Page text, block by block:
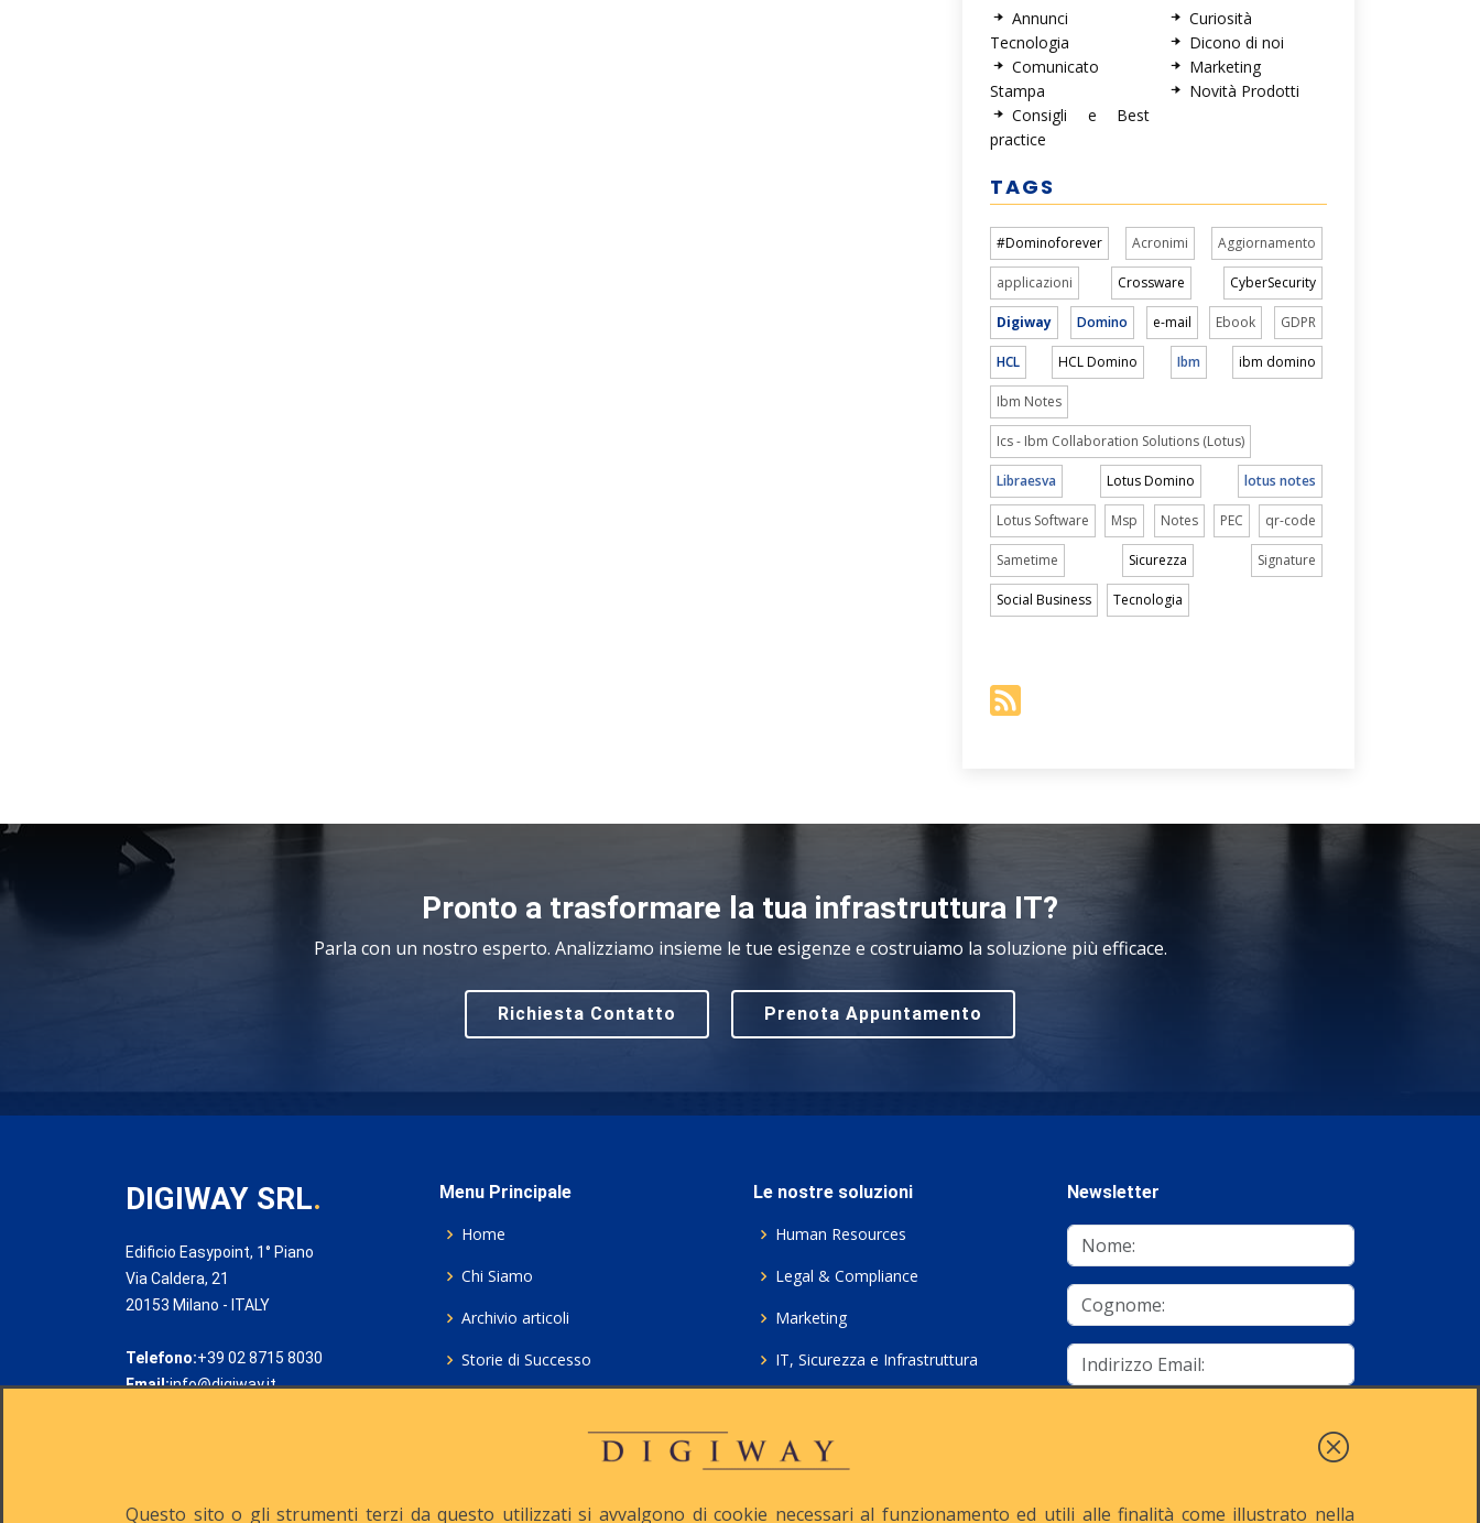
Annunci
Tecnologia
Comunicato
Stampa
Consigli e Best
practice
Curiosità
Dicono di noi
Marketing
Novità Prodotti
TAGS
#Dominoforever Acronimi Aggiornamento
applicazioni Crossware CyberSecurity
Digiway Domino e-mail Ebook GDPR
HCL HCL Domino Ibm ibm domino
Ibm Notes
Ics - Ibm Collaboration Solutions (Lotus)
Libraesva Lotus Domino lotus notes
Lotus Software Msp Notes PEC qr-code
Sametime Sicurezza Signature
Social Business Tecnologia
Pronto a trasformare la tua infrastruttura IT?
Parla con un nostro esperto. Analizziamo insieme le tue esigenze e costruiamo la soluzione più efficace.
Richiesta Contatto Prenota Appuntamento
DIGIWAY SRL.
Edificio Easypoint, 1° Piano
Via Caldera, 21
20153 Milano - ITALY
Telefono:+39 02 8715 8030
Email:info@digiway.it
Menu Principale
Home
Chi Siamo
Archivio articoli
Storie di Successo
Le nostre soluzioni
Human Resources
Legal & Compliance
Marketing
IT, Sicurezza e Infrastruttura
Consulenza ICT e Licenze
Newsletter
Questo sito o gli strumenti terzi da questo utilizzati si avvalgono di cookie necessari al funzionamento ed utili alle finalità come illustrato nella